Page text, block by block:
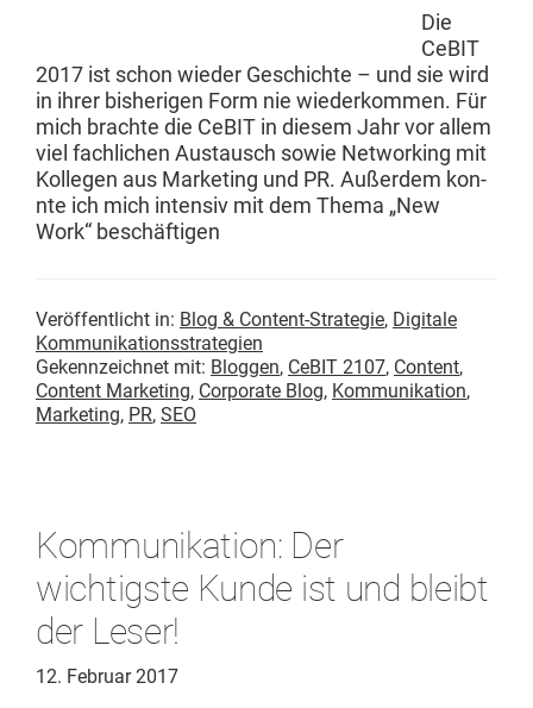
Die
CeBIT
2017 ist schon wieder Geschichte – und sie wird
in ihrer bish­eri­gen Form nie wiederkom­men. Für
mich brachte die CeBIT in diesem Jahr vor allem
viel fach­lichen Aus­tausch sowie Net­work­ing mit
Kol­le­gen aus Mar­ket­ing und PR. Außer­dem kon­
nte ich mich inten­siv mit dem The­ma „New
Work“ beschäftigen
Veröffentlicht in: Blog & Content-Strategie, Digitale
Kommunikationsstrategien
Gekennzeichnet mit: Bloggen, CeBIT 2107, Content,
Content Marketing, Corporate Blog, Kommunikation,
Marketing, PR, SEO
Kommunikation: Der
wichtigste Kunde ist und bleibt
der Leser!
12. Februar 2017